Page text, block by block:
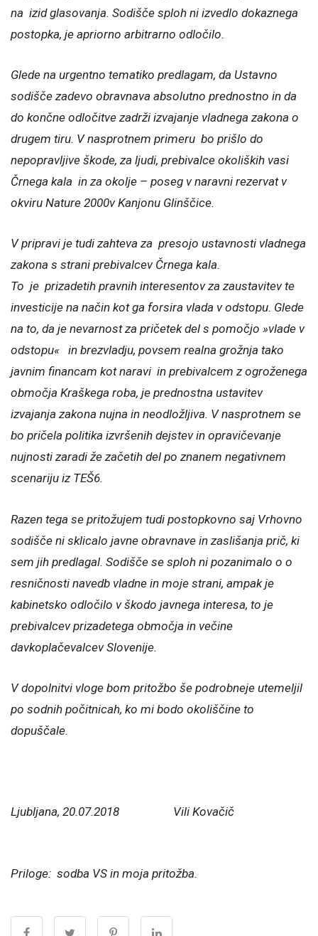
na izid glasovanja. Sodišče sploh ni izvedlo dokaznega
postopka, je apriorno arbitrarno odločilo.
Glede na urgentno tematiko predlagam, da Ustavno
sodišče zadevo obravnava absolutno prednostno in da
do končne odločitve zadrži izvajanje vladnega zakona o
drugem tiru. V nasprotnem primeru bo prišlo do
nepopravljive škode, za ljudi, prebivalce okoliških vasi
Črnega kala in za okolje – poseg v naravni rezervat v
okviru Nature 2000v Kanjonu Glinščice.
V pripravi je tudi zahteva za presojo ustavnosti vladnega
zakona s strani prebivalcev Črnega kala.
To je prizadetih pravnih interesentov za zaustavitev te
investicije na način kot ga forsira vlada v odstopu. Glede
na to, da je nevarnost za pričetek del s pomočjo »vlade v
odstopu« in brezvladju, povsem realna grožnja tako
javnim financam kot naravi in prebivalcem z ogroženega
območja Kraškega roba, je prednostna ustavitev
izvajanja zakona nujna in neodložljiva. V nasprotnem se
bo pričela politika izvršenih dejstev in opravičevanje
nujnosti zaradi že začetih del po znanem negativnem
scenariju iz TEŠ6.
Razen tega se pritožujem tudi postopkovno saj Vrhovno
sodišče ni sklicalo javne obravnave in zaslišanja prič, ki
sem jih predlagal. Sodišče se sploh ni pozanimalo o o
resničnosti navedb vladne in moje strani, ampak je
kabinetsko odločilo v škodo javnega interesa, to je
prebivalcev prizadetega območja in večine
davkoplačevalcev Slovenije.
V dopolnitvi vloge bom pritožbo še podrobneje utemeljil
po sodnih počitnicah, ko mi bodo okoliščine to
dopuščale.
Ljubljana, 20.07.2018 Vili Kovačič
Priloge: sodba VS in moja pritožba.